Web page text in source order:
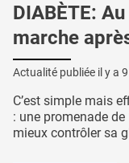
DIABÈTE:
marche
Actualité publiée il y a
C’est simple mais
: une promenade
mieux contrôler sa